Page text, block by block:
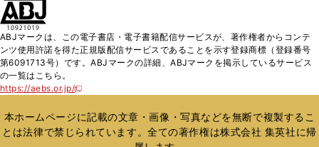
く
ド
ウ
で
ィ
ン
ド
開
く
ABJマークは、この電子書店・電子書籍配信サービスが、著作権者からコンテ
ンツ使用許諾を得た正規版配信サービスであることを示す登録商標（登録番号
第6091713号）です。ABJマークの詳細、ABJマークを掲示しているサービス
の一覧はこちら。
https://aebs.or.jp/
新
い
ウ
ィ
本ホームページに記載の文章・画像・写真などを無断で複製するこ
とは法律で禁じられています。全ての著作権は株式会社 集英社に帰